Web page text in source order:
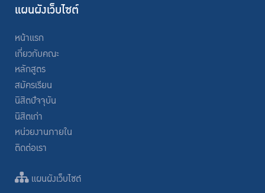
แผนผังเว็บไซต์
หน้าแรก
เกี่ยวกับคณะ
หลักสูตร
สมัครเรียน
นิสิตปัจจุบัน
นิสิตเก่า
หน่วยงานภายใน
ติดต่อเรา
แผนผังเว็บไซต์